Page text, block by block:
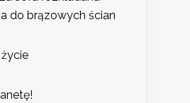
do brązowych ścian
życie